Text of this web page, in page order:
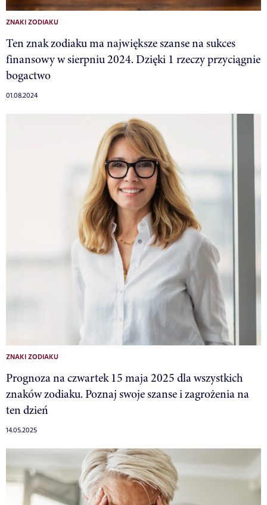
ZNAKI ZODIAKU
Ten znak zodiaku ma największe szanse na sukces
finansowy w sierpniu 2024. Dzięki 1 rzeczy przyciągnie
bogactwo
01.08.2024
ZNAKI ZODIAKU
Prognoza na czwartek 15 maja 2025 dla wszystkich
znaków zodiaku. Poznaj swoje szanse i zagrożenia na
ten dzień
14.05.2025